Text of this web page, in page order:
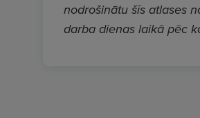
nodrošinātu šīs atlases
darba dienas laikā pēc